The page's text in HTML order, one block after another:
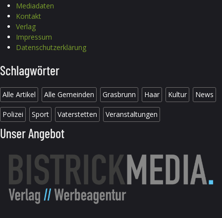
Mediadaten
Kontakt
Verlag
Impressum
Datenschutzerklärung
Schlagwörter
Alle Artikel Alle Gemeinden Grasbrunn Haar Kultur News
Polizei Sport Vaterstetten Veranstaltungen
Unser Angebot